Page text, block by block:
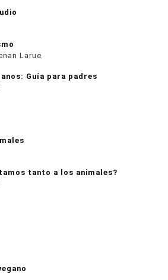
Larue
Guía para padres
tanto a los animales?